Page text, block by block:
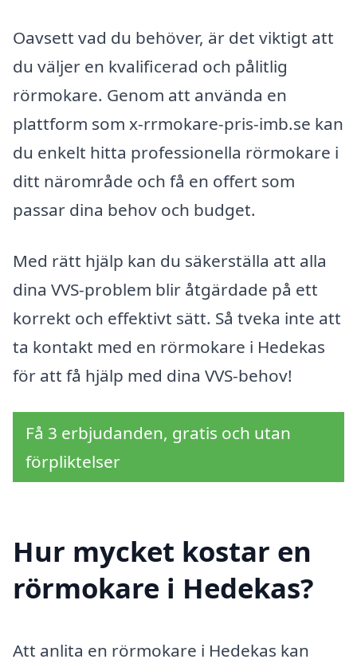
Oavsett vad du behöver, är det viktigt att
du väljer en kvalificerad och pålitlig
rörmokare. Genom att använda en
plattform som x-rrmokare-pris-imb.se kan
du enkelt hitta professionella rörmokare i
ditt närområde och få en offert som
passar dina behov och budget.
Med rätt hjälp kan du säkerställa att alla
dina VVS-problem blir åtgärdade på ett
korrekt och effektivt sätt. Så tveka inte att
ta kontakt med en rörmokare i Hedekas
för att få hjälp med dina VVS-behov!
Få 3 erbjudanden, gratis och utan
förpliktelser
Hur mycket kostar en
rörmokare i Hedekas?
Att anlita en rörmokare i Hedekas kan